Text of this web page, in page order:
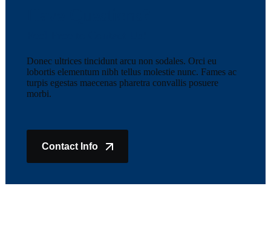
Donec ultrices tincidunt arcu non sodales. Orci eu
lobortis elementum nibh tellus molestie nunc. Fames ac
turpis egestas maecenas pharetra convallis posuere
morbi.
Contact Info